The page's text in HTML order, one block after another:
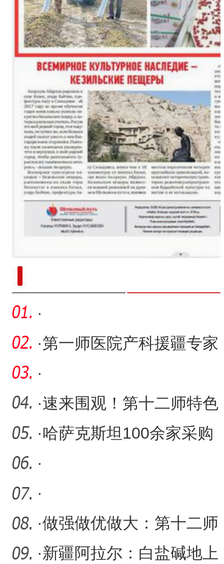
·
·第一师医院产科援疆专家
蔡淑萍：守护每一次生命
花
·
·速来围观！第十二师特色
展品亮相亚欧博览会
·哈萨克斯坦100余家采购
商来第十二师参观
·
·
·做强做优做大：第十二师
国企改革深化提升行动开
·新疆阿拉尔：白盐碱地上